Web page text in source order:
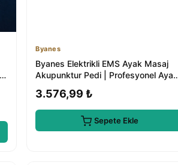
Byanes
Byanes Elektrikli EMS Ayak Masaj
Akupunktur Pedi | Profesyonel Ayak
3.576,99 ₺
Sepete Ekle